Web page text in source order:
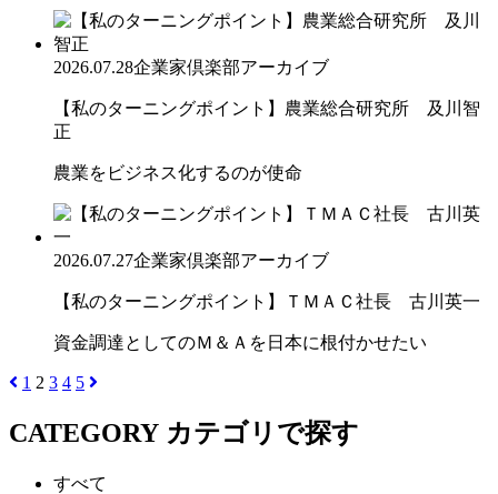
2026.07.28企業家倶楽部アーカイブ
【私のターニングポイント】農業総合研究所 及川智
正
農業をビジネス化するのが使命
2026.07.27企業家倶楽部アーカイブ
【私のターニングポイント】ＴＭＡＣ社長 古川英一
資金調達としてのＭ＆Ａを日本に根付かせたい
1 2 3 4 5
CATEGORY カテゴリで探す
すべて